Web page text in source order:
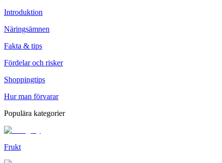
Introduktion
Näringsämnen
Fakta & tips
Fördelar och risker
Shoppingtips
Hur man förvarar
Populära kategorier
Frukt